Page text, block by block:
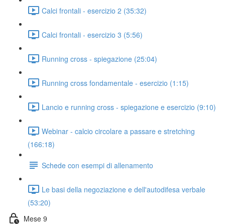
Calci frontali - esercizio 2 (35:32)
Calci frontali - esercizio 3 (5:56)
Running cross - spiegazione (25:04)
Running cross fondamentale - esercizio (1:15)
Lancio e running cross - spiegazione e esercizio (9:10)
Webinar - calcio circolare a passare e stretching
(166:18)
Schede con esempi di allenamento
Le basi della negoziazione e dell'autodifesa verbale
(53:20)
Mese 9